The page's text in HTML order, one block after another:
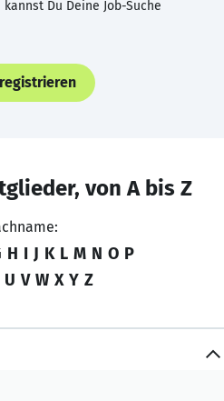
Du Deine Job-Suche
von A bis Z
H I J K L M N O P
U V W X Y Z